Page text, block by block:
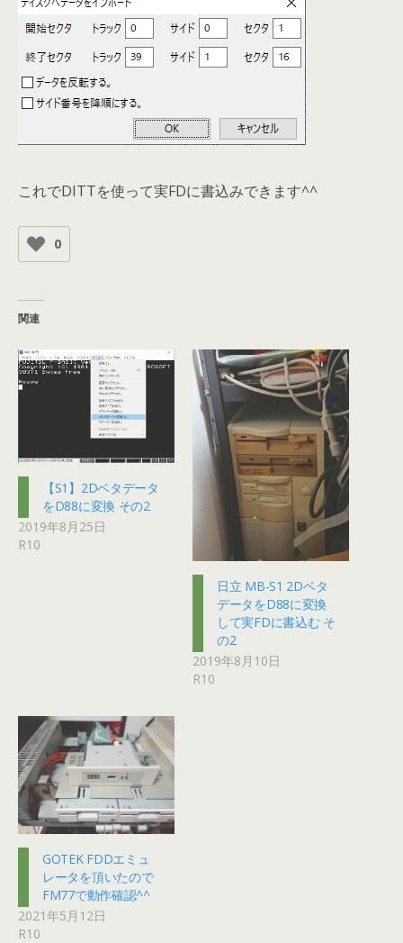
これでDITTを使って実FDに書込みできます^^
0
関連
【S1】2Dベタデータ
をD88に変換 その2
2019年8月25日
R10
日立 MB-S1 2Dベタ
データをD88に変換
して実FDに書込む そ
の2
2019年8月10日
R10
GOTEK FDDエミュ
レータを頂いたので
FM77で動作確認^^
2021年5月12日
R10